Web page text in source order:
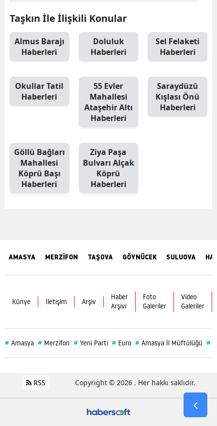
Taşkın İle İlişkili Konular
Almus Barajı
Haberleri
Doluluk
Haberleri
Sel Felaketi
Haberleri
Okullar Tatil
Haberleri
55 Evler
Mahallesi
Ataşehir Altı
Haberleri
Saraydüzü
Kışlası Önü
Haberleri
Göllü Bağları
Mahallesi
Köprü Başı
Haberleri
Ziya Paşa
Bulvarı Alçak
Köprü
Haberleri
AMASYA MERZİFON TAŞOVA GÖYNÜCEK SULUOVA
Künye İletişim Arşiv
Haber
Arşivi
Foto
Galeriler
Video
Galeriler
# Amasya # Merzifon # Yeni Parti # Euro # Amasya İl Müftülüğü #
RSS Copyright © 2026 . Her hakkı saklıdır.